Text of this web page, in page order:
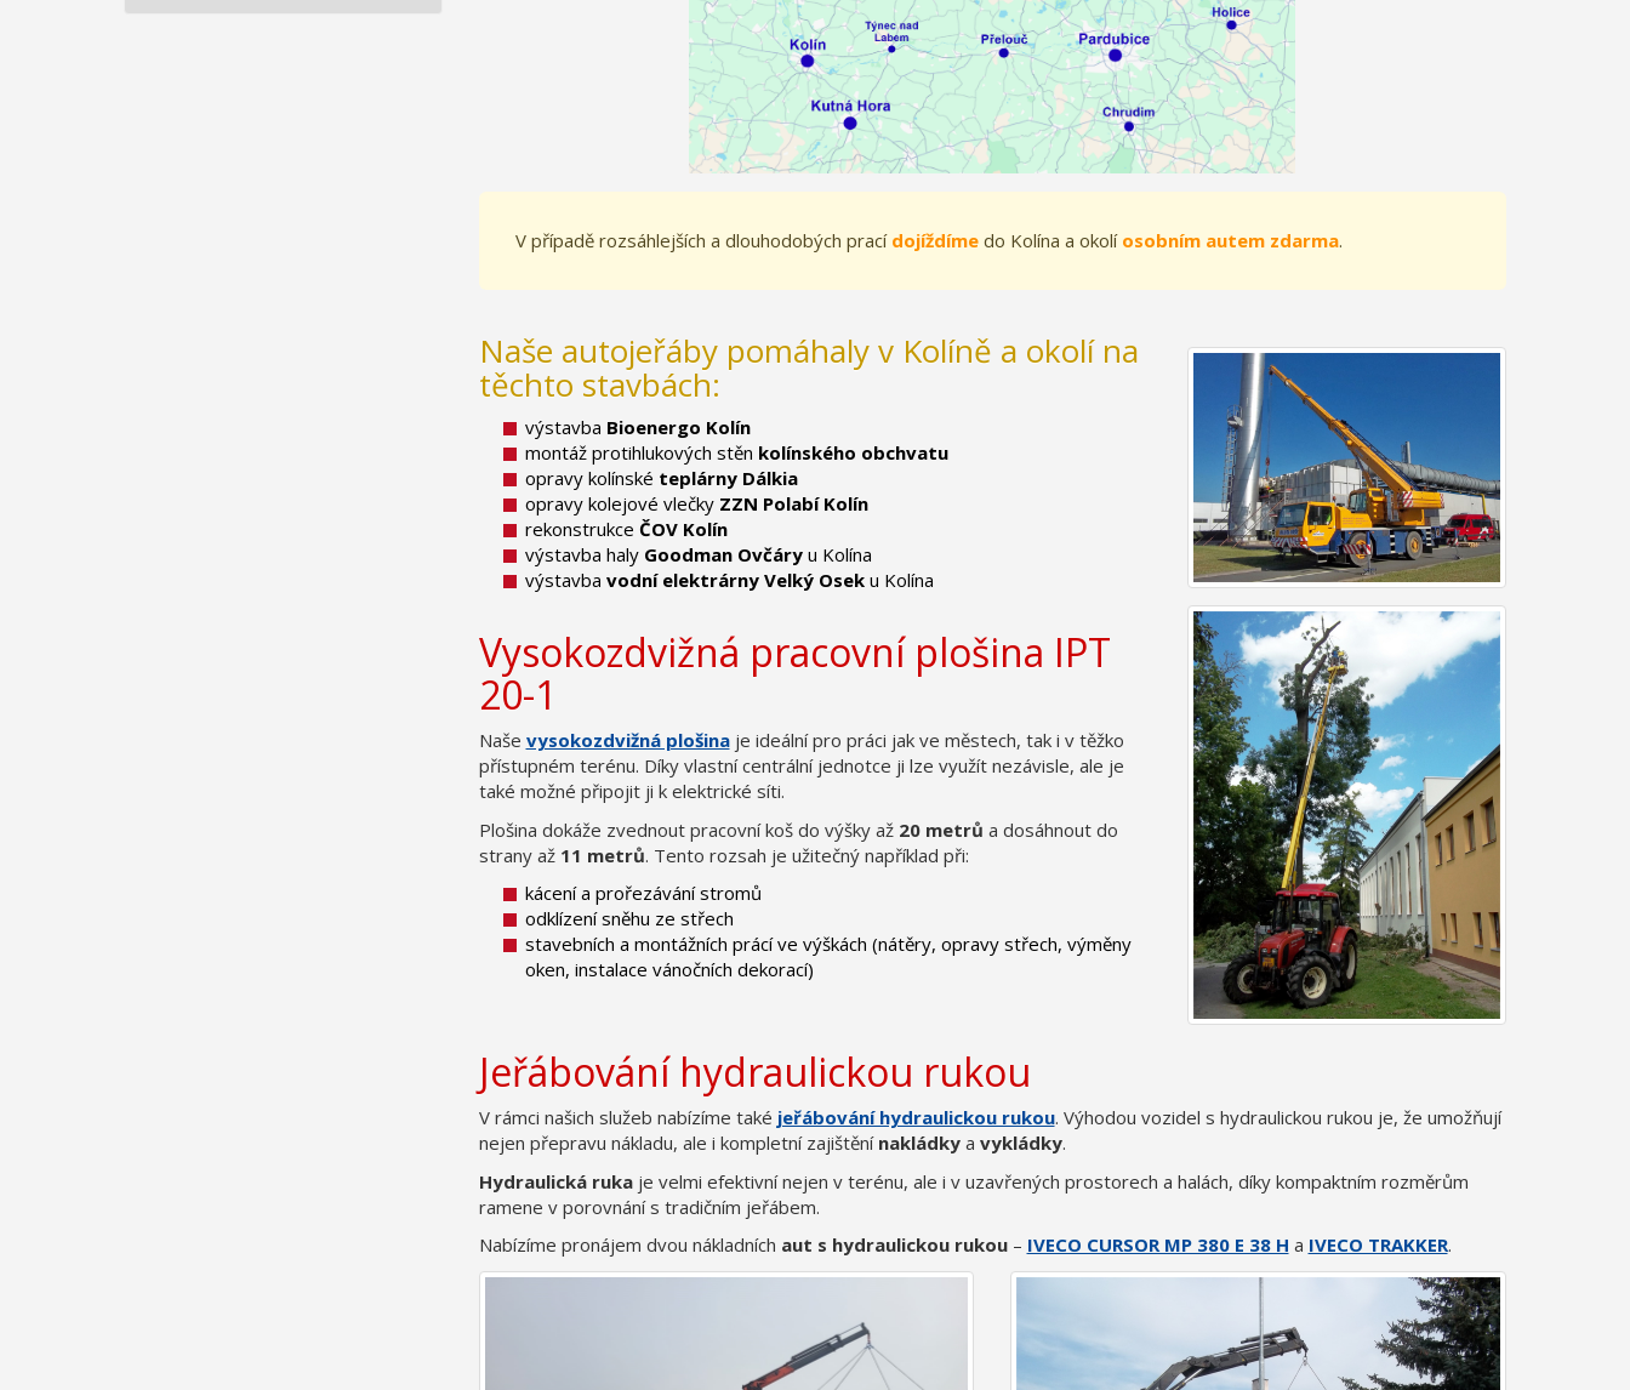
V případě rozsáhlejších a dlouhodobých prací dojíždímedo Kolína a okolí osobním autem zdarma.
Naše autojeřáby pomáhaly v Kolíně a okolí na
těchto stavbách:
výstavba Bioenergo Kolín
montáž protihlukových stěn kolínského obchvatu
opravy kolínské teplárny Dálkia
opravy kolejové vlečky ZZN Polabí Kolín
rekonstrukce ČOV Kolín
výstavba haly Goodman Ovčáryu Kolína
výstavba vodní elektrárny Velký Oseku Kolína
Vysokozdvižná pracovní plošina IPT
20-1
Naše vysokozdvižná plošinaje ideální pro práci jak ve městech, tak i v těžko
přístupném terénu. Díky vlastní centrální jednotce ji lze využít nezávisle, ale je
také možné připojit ji k elektrické síti.
Plošina dokáže zvednout pracovní koš do výšky až 20 metrů a dosáhnout do
strany až 11 metrů. Tento rozsah je užitečný například při:
kácení a prořezávání stromů
odklízení sněhu ze střech
stavebních a montážních prácí ve výškách (nátěry, opravy střech, výměny
oken, instalace vánočních dekorací)
Jeřábování hydraulickou rukou
V rámci našich služeb nabízíme také jeřábování hydraulickou rukou. Výhodou vozidel s hydraulickou rukou je, že umožňují
nejen přepravu nákladu, ale i kompletní zajištění nakládkya vykládky.
Hydraulická rukaje velmi efektivní nejen v terénu, ale i v uzavřených prostorech a halách, díky kompaktním rozměrům
ramene v porovnání s tradičním jeřábem.
Nabízíme pronájem dvou nákladních aut s hydraulickou rukou– IVECO CURSOR MP 380 E 38 H a IVECO TRAKKER.